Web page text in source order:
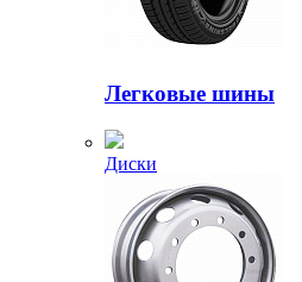
Легковые шины
Диски